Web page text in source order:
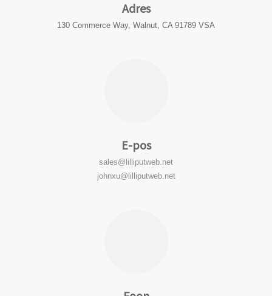
Adres
130 Commerce Way, Walnut, CA 91789 VSA
E-pos
sales@lilliputweb.net
johnxu@lilliputweb.net